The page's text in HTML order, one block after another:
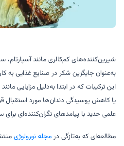
شیرین‌کننده‌های کم‌کالری مانند
به‌عنوان جایگزین شکر در صنایع غذایی به
این ترکیبات که در ابتدا به‌دلیل مزایایی
یا کاهش پوسیدگی دندان‌ها مورد استقبال
علمی جدید با پیامدهای نگران‌کننده‌ای برای
مطالعه‌ای که به‌تازگی درمجله نورولوژی